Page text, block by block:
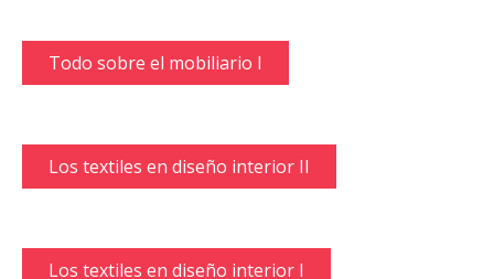
Todo sobre el mobiliario I
Los textiles en diseño interior II
Los textiles en diseño interior I